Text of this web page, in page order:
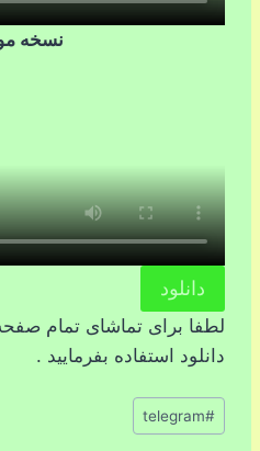
نسخه
دانلود
لطفا برای تماشای تمام
دانلود استفاده بفرمایید .
برچسب‌های
نوشته:
#
telegram